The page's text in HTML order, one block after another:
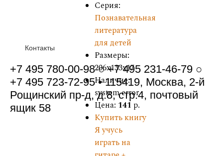
Серия:
Познавательная
литература
для детей
Размеры:
206x133x17
Наличие:
system error
Цена: 141 р.
Купить книгу
Я учусь
играть на
Контакты
+7 495 780-00-98 ○ +7 495 231-46-79 ○
+7 495 723-72-95 • 115419, Москва, 2-й
Рощинский пр-д, д.8, стр.4, почтовый
ящик 58